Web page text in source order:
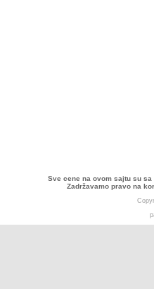
Sve cene na ovom sajtu su
Zadržavamo pravo na